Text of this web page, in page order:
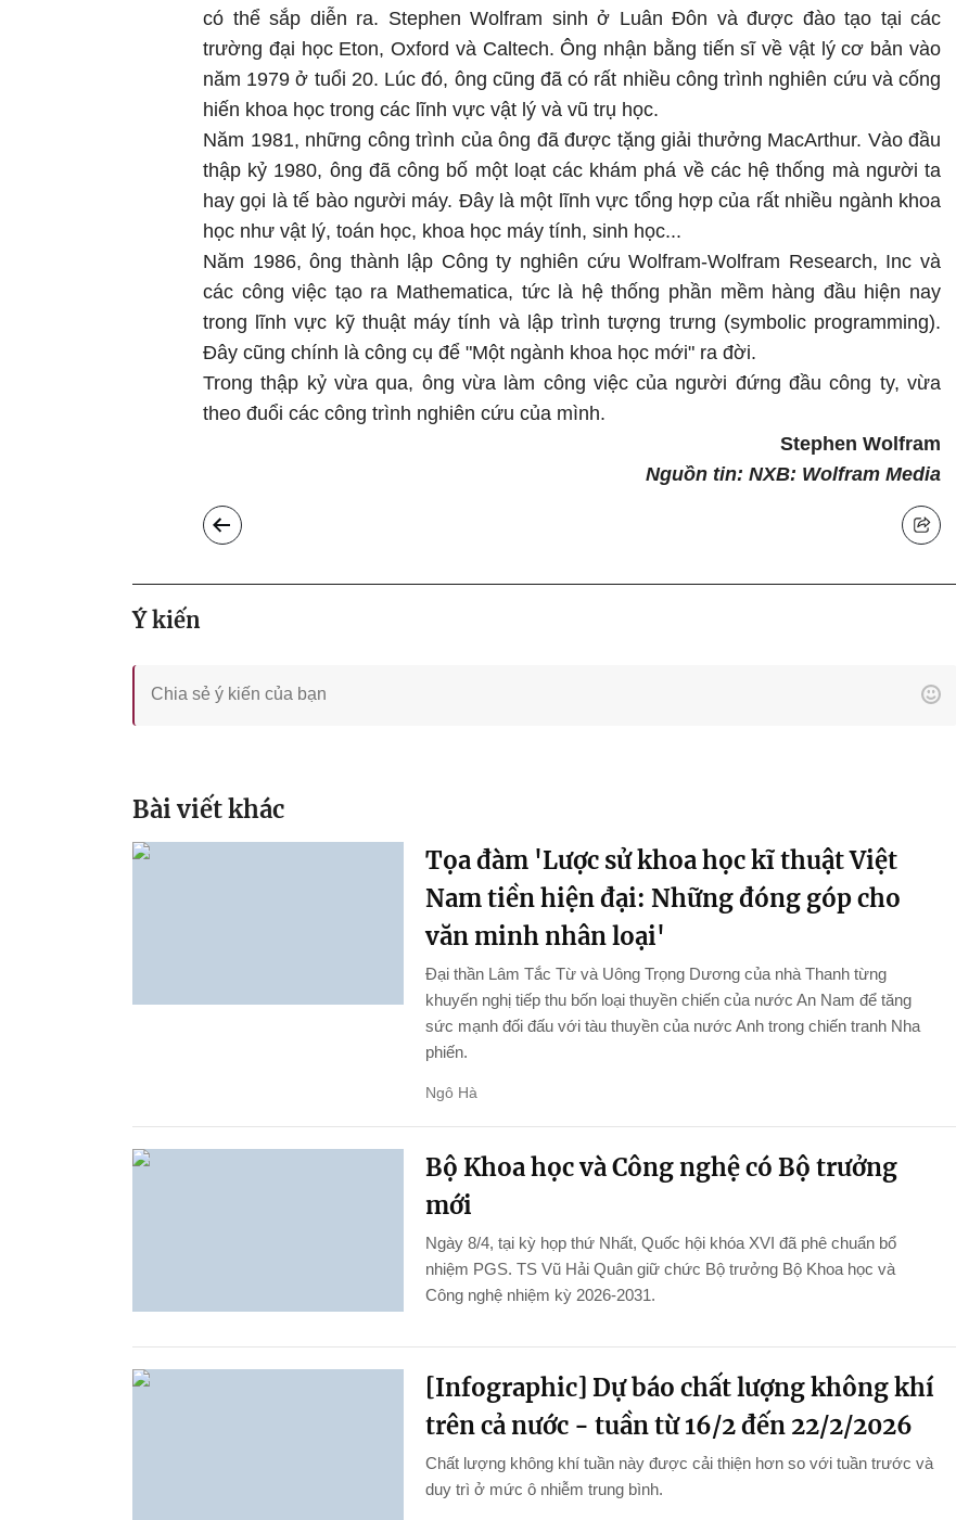
có thể sắp diễn ra. Stephen Wolfram sinh ở Luân Đôn và được đào tạo tại các
trường đại học Eton, Oxford và Caltech. Ông nhận bằng tiến sĩ về vật lý cơ bản vào
năm 1979 ở tuổi 20. Lúc đó, ông cũng đã có rất nhiều công trình nghiên cứu và cống
hiến khoa học trong các lĩnh vực vật lý và vũ trụ học.
Năm 1981, những công trình của ông đã được tặng giải thưởng MacArthur. Vào đầu
thập kỷ 1980, ông đã công bố một loạt các khám phá về các hệ thống mà người ta
hay gọi là tế bào người máy. Đây là một lĩnh vực tổng hợp của rất nhiều ngành khoa
học như vật lý, toán học, khoa học máy tính, sinh học...
Năm 1986, ông thành lập Công ty nghiên cứu Wolfram-Wolfram Research, Inc và
các công việc tạo ra Mathematica, tức là hệ thống phần mềm hàng đầu hiện nay
trong lĩnh vực kỹ thuật máy tính và lập trình tượng trưng (symbolic programming).
Đây cũng chính là công cụ để "Một ngành khoa học mới" ra đời.
Trong thập kỷ vừa qua, ông vừa làm công việc của người đứng đầu công ty, vừa
theo đuổi các công trình nghiên cứu của mình.
Stephen Wolfram
Nguồn tin: NXB: Wolfram Media
Ý kiến
Bài viết khác
Tọa đàm 'Lược sử khoa học kĩ thuật Việt
Nam tiền hiện đại: Những đóng góp cho
văn minh nhân loại'
Đại thần Lâm Tắc Từ và Uông Trọng Dương của nhà Thanh từng
khuyến nghị tiếp thu bốn loại thuyền chiến của nước An Nam để tăng
sức mạnh đối đấu với tàu thuyền của nước Anh trong chiến tranh Nha
phiến.
Ngô Hà
Bộ Khoa học và Công nghệ có Bộ trưởng
mới
Ngày 8/4, tại kỳ họp thứ Nhất, Quốc hội khóa XVI đã phê chuẩn bổ
nhiệm PGS. TS Vũ Hải Quân giữ chức Bộ trưởng Bộ Khoa học và
Công nghệ nhiệm kỳ 2026-2031.
[Infographic] Dự báo chất lượng không khí
trên cả nước - tuần từ 16/2 đến 22/2/2026
Chất lượng không khí tuần này được cải thiện hơn so với tuần trước và
duy trì ở mức ô nhiễm trung bình.